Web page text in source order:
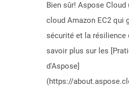
Bien sûr! Aspose
cloud Amazon EC2 qui
sécurité et la résilience
savoir plus sur les
d'Aspose]
(https://